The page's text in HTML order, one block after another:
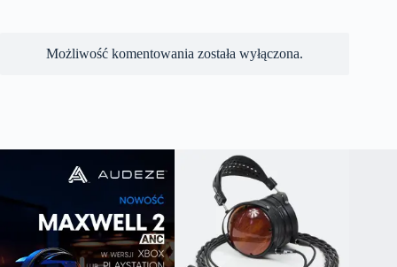
Możliwość komentowania została wyłączona.